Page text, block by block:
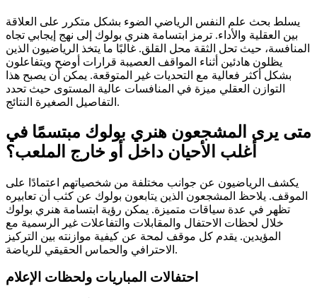
يسلط بحث علم النفس الرياضي الضوء بشكل متكرر على العلاقة
بين العقلية والأداء. ترمز ابتسامة هنري بولوك إلى نهج إيجابي تجاه
المنافسة، حيث تحل الثقة محل القلق. غالبًا ما يتخذ الرياضيون الذين
يظلون هادئين أثناء المواقف العصيبة قرارات أوضح ويتفاعلون
بشكل أكثر فعالية مع التحديات غير المتوقعة. يمكن أن يصبح هذا
التوازن العقلي ميزة في المنافسات عالية المستوى حيث تحدد
التفاصيل الصغيرة النتائج.
متى يرى المشجعون هنري بولوك مبتسمًا في
أغلب الأحيان داخل أو خارج الملعب؟
يكشف الرياضيون عن جوانب مختلفة من شخصياتهم اعتمادًا على
الموقف. يلاحظ المشجعون الذين يتابعون بولوك عن كثب أن تعابيره
تظهر في عدة سياقات متميزة. يمكن رؤية ابتسامة هنري بولوك
خلال لحظات الاحتفال والمقابلات والتفاعلات غير الرسمية مع
المؤيدين. يقدم كل موقف لمحة عن كيفية موازنته بين التركيز
الاحترافي والحماس الحقيقي للرياضة.
احتفالات المباريات ولحظات الإعلام